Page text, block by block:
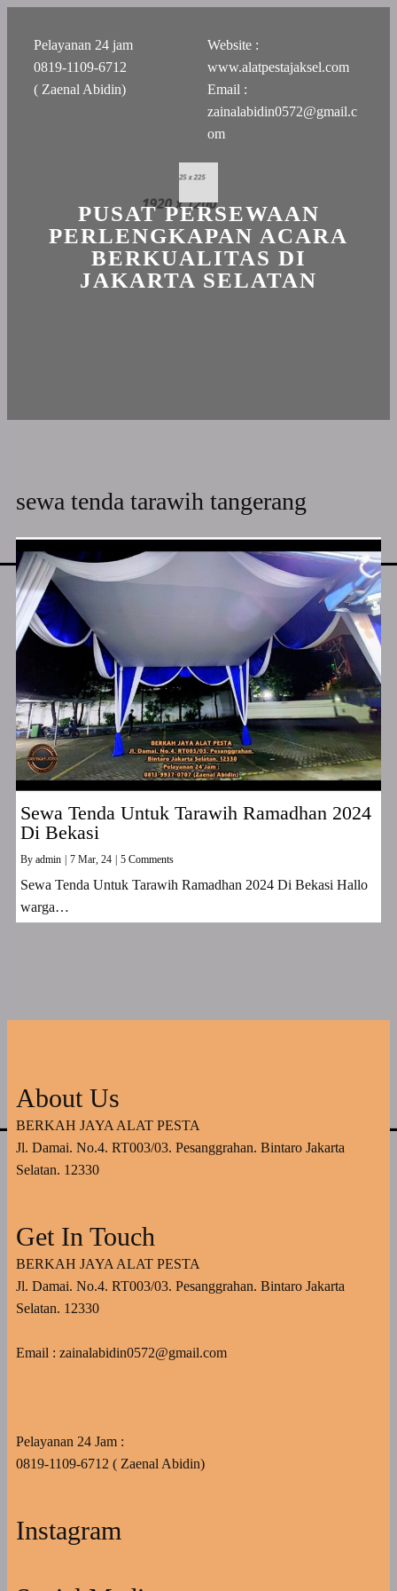
Pelayanan 24 jam
0819-1109-6712
( Zaenal Abidin)
Website :
www.alatpestajaksel.com
Email :
zainalabidin0572@gmail.c
om
PUSAT PERSEWAAN
PERLENGKAPAN ACARA
BERKUALITAS DI
JAKARTA SELATAN
sewa tenda tarawih tangerang
Sewa Tenda Untuk Tarawih Ramadhan 2024
Di Bekasi
By admin 7 Mar, 24 5 Comments
Sewa Tenda Untuk Tarawih Ramadhan 2024 Di Bekasi Hallo
warga…
About Us
BERKAH JAYA ALAT PESTA
Jl. Damai. No.4. RT003/03. Pesanggrahan. Bintaro Jakarta
Selatan. 12330
Get In Touch
BERKAH JAYA ALAT PESTA
Jl. Damai. No.4. RT003/03. Pesanggrahan. Bintaro Jakarta
Selatan. 12330
Email : zainalabidin0572@gmail.com
Pelayanan 24 Jam :
0819-1109-6712 ( Zaenal Abidin)
Instagram